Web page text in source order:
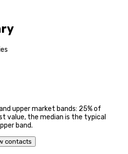
upper market bands: 25% of
value, the median is the typical
band.
contacts